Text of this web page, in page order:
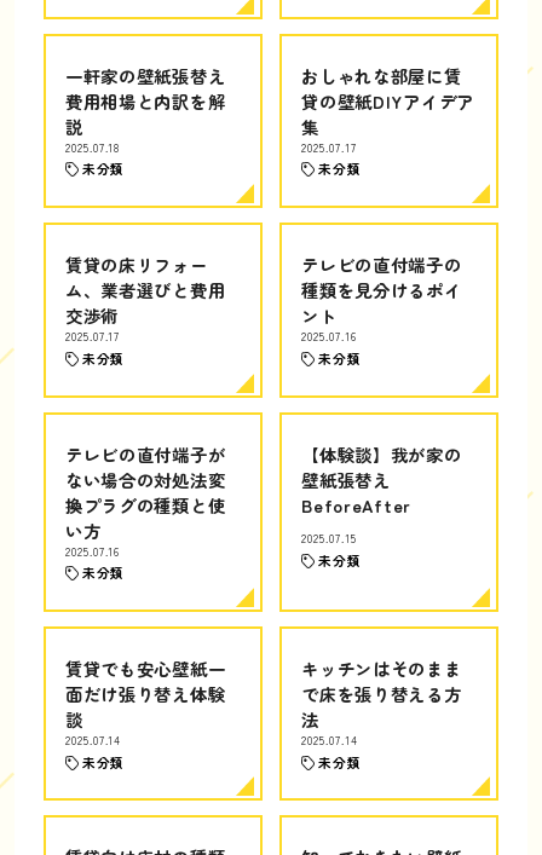
一軒家の壁紙張替え
費用相場と内訳を解
説
2025.07.18
未分類
おしゃれな部屋に賃
貸の壁紙DIYアイデア
集
2025.07.17
未分類
賃貸の床リフォー
ム、業者選びと費用
交渉術
2025.07.17
未分類
テレビの直付端子の
種類を見分けるポイ
ント
2025.07.16
未分類
テレビの直付端子が
ない場合の対処法変
換プラグの種類と使
い方
2025.07.16
未分類
【体験談】我が家の
壁紙張替え
BeforeAfter
2025.07.15
未分類
賃貸でも安心壁紙一
面だけ張り替え体験
談
2025.07.14
未分類
キッチンはそのまま
で床を張り替える方
法
2025.07.14
未分類